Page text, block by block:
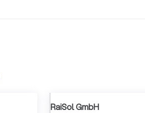
RaiSol GmbH